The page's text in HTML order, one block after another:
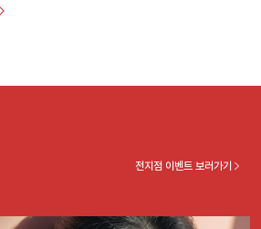
전지점 이벤트 보러가기